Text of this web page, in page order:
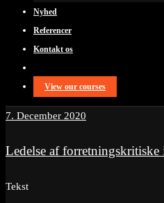
Nyhed
Referencer
Kontakt os
View our courses
7. December 2020
Ledelse af forretningskritiske
Tekst